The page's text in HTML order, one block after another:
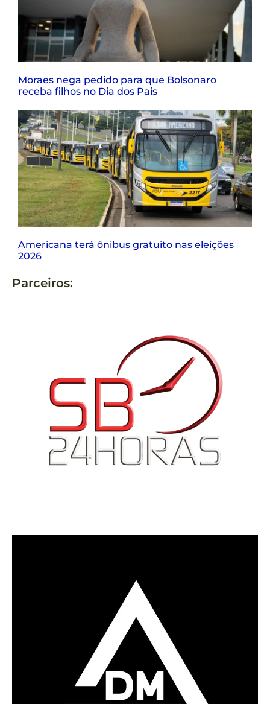
Moraes nega pedido para que Bolsonaro
receba filhos no Dia dos Pais
Americana terá ônibus gratuito nas eleições
2026
Parceiros: